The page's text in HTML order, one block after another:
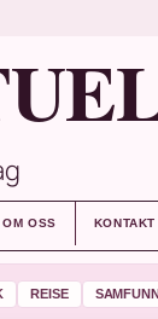
OM OSS KONTAKT
REISE